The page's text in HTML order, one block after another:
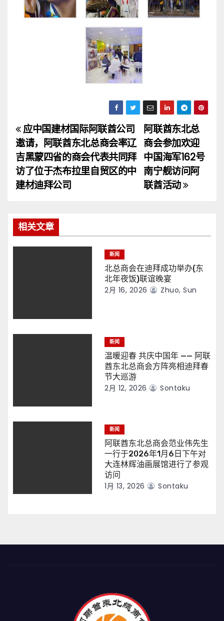
文
章
导
阿联酋东北总
商会参加欢迎
中国海军162号
南宁舰访问阿
联酋活动
应中国建材国际阿联酋公司
邀请，阿联酋东北总商会率辽
吉黑蒙四省的商会代表共同拜
访了位于杰布拉里自贸区的中
建材迪拜公司
相关文章
新闻
北总商会在迪拜成功举办(东
北年夜饭)联谊晚宴
2月 16, 2026 Zhuo, Sun
新闻
温暖迎春 共庆中国年 —— 阿联
酋东北总商会方阵亮相迪拜春
节大巡游
2月 12, 2026 Sontaku
新闻
阿联酋东北总商会范业伟先生
一行于2026年1月6日下午对
大连林辉油画展馆进行了参观
访问
1月 13, 2026 Sontaku